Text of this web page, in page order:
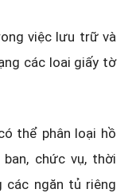
việc lưu trữ và
các loai giấy tờ
thể phân loại hồ
chức vụ, thời
các ngăn tủ riêng